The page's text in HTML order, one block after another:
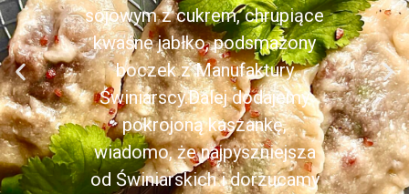
sojowym z cukrem, chrupiące
kwaśne jabłko, podsmażony
boczek z Manufaktury
Świniarscy.Dalej dodajemy
pokrojoną kaszankę,
wiadomo, że najpyszniejsza
od Świniarskich i dorzucamy